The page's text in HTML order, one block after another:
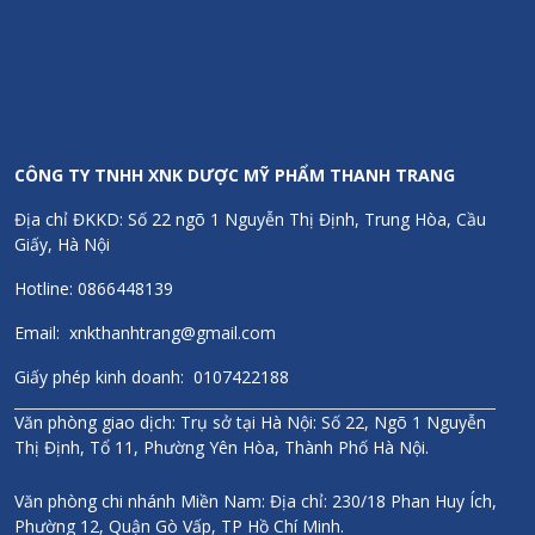
Các acid aminlà thành phần quan trọng, cấu thành nên các
protein khác nhau, đảm nhiệm nhiều vai trò và chức năng trong
các hoạt động sống của cơ thể. Ngoài ra, acid amin còn có tác
dụng tổng hợp nên những loại nội tiết tố và chất dẫn truyền thần
kinh cần thiết để hỗ trợ cho các quá trình sinh hóa trong cơ thể.
Cách dùng
Uống 5 viên/lần, ngày uống 2-3 lần, sau ăn.
Quy cách
CÔNG TY TNHH XNK DƯỢC MỸ PHẨM THANH TRANG
Địa chỉ ĐKKD: Số 22 ngõ 1 Nguyễn Thị Định, Trung Hòa, Cầu
Giấy, Hà Nội
Hotline: 0866448139
Email: xnkthanhtrang@gmail.com
Giấy phép kinh doanh: 0107422188
Văn phòng giao dịch: Trụ sở tại Hà Nội: Số 22, Ngõ 1 Nguyễn
Thị Định, Tổ 11, Phường Yên Hòa, Thành Phố Hà Nội.
Văn phòng chi nhánh Miền Nam: Địa chỉ: 230/18 Phan Huy Ích,
Phường 12, Quận Gò Vấp, TP Hồ Chí Minh.